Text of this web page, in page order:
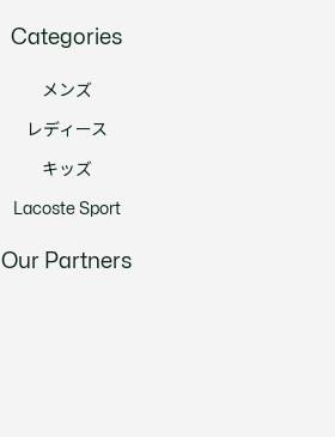
Categories
メンズ
レディース
キッズ
Lacoste Sport
Our Partners